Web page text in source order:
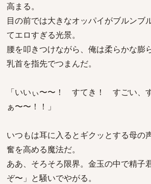
高まる。
目の前では大きなオッパイがブルンブ
てエロすぎる光景。
腰を叩きつけながら、俺は柔らかな膨
乳首を指先でつまんだ。
「いいぃ〜〜！ すてき！ すごい、
ぁ〜〜！！」
いつもは耳に入るとギクッとする母の
奮を高める魔法だ。
ああ、そろそろ限界。金玉の中で精子
ぞ〜」と騒いでやがる。